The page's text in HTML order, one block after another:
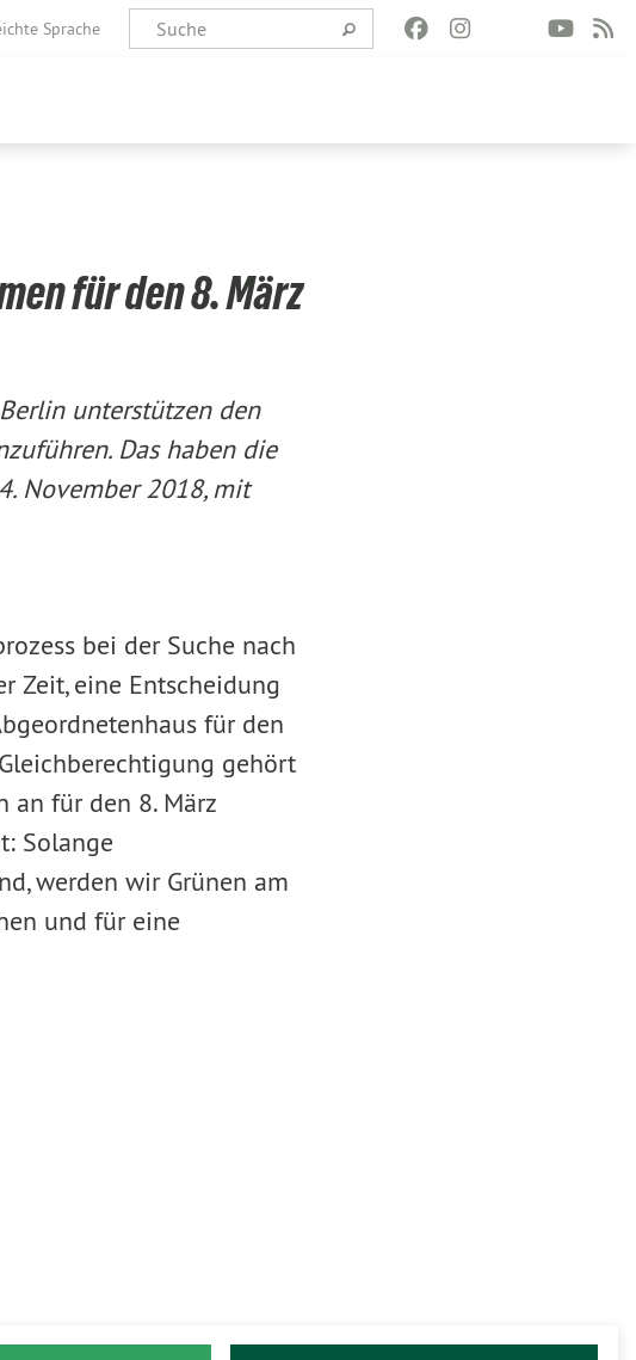
Sprache
für den 8. März
unterstützen den
Das haben die
November 2018, mit
bei der Suche nach
Zeit, eine Entscheidung
für den
gehört
an für den 8. März
Solange
werden wir Grünen am
und für eine